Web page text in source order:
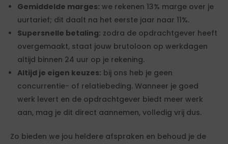
Gemiddelde marges: we rekenen 13% marge over je
uurtarief; dit daalt na het eerste jaar naar 11%.
Supersnelle betaling: zodra de opdrachtgever heeft
overgemaakt, staat jouw brutoloon op werkdagen
altijd binnen 24 uur op je rekening.
Altijd je eigen keuzes: bij ons heb je geen
concurrentie- of relatiebeding. Wanneer je goed
werk levert en de opdrachtgever biedt meer werk
aan, mag je dit direct aannemen, volledig vrij dus.
Zo bieden we jou heldere afspraken en behoud je de